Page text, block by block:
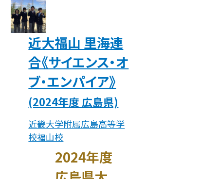
近大福山 里海連
合《サイエンス・オ
ブ・エンパイア》
(2024年度 広島県)
近畿大学附属広島高等学
校福山校
2024年度